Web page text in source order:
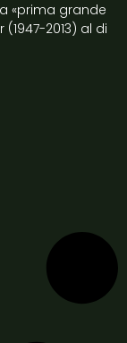
«prima grande
2013) al di